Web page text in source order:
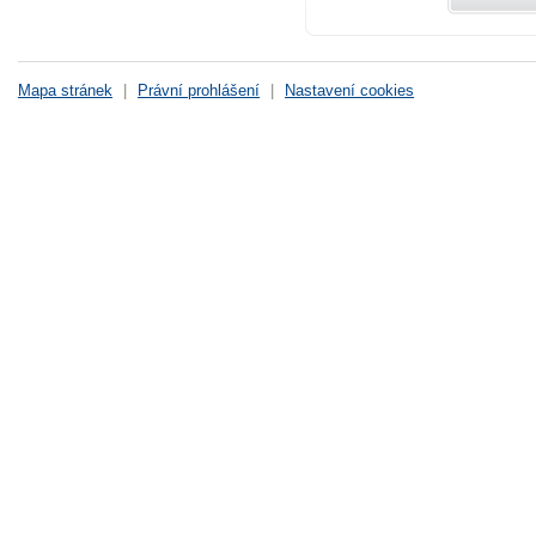
Mapa stránek Právní prohlášení Nastavení cookies